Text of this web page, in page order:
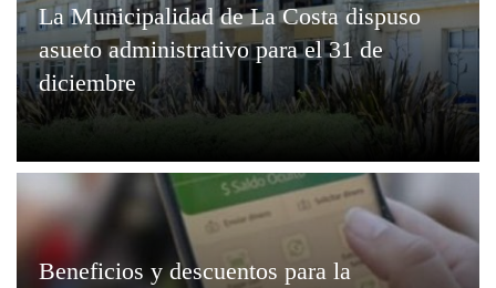
La Municipalidad de La Costa dispuso
asueto administrativo para el 31 de
diciembre
Beneficios y descuentos para la